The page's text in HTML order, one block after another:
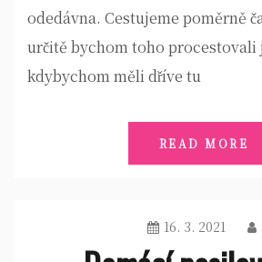
odedávna. Cestujeme poměrně
určitě bychom toho procestovali
kdybychom měli dříve tu
READ MORE
16. 3. 2021